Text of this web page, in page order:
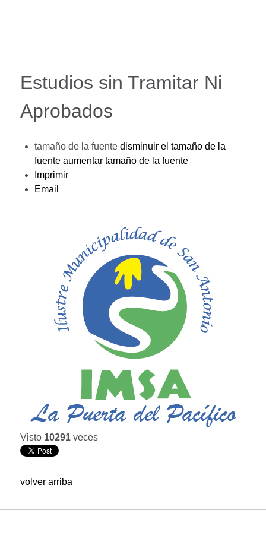
Estudios sin Tramitar Ni
Aprobados
tamaño de la fuente disminuir el tamaño de la
fuente aumentar tamaño de la fuente
Imprimir
Email
Visto 10291 veces
volver arriba